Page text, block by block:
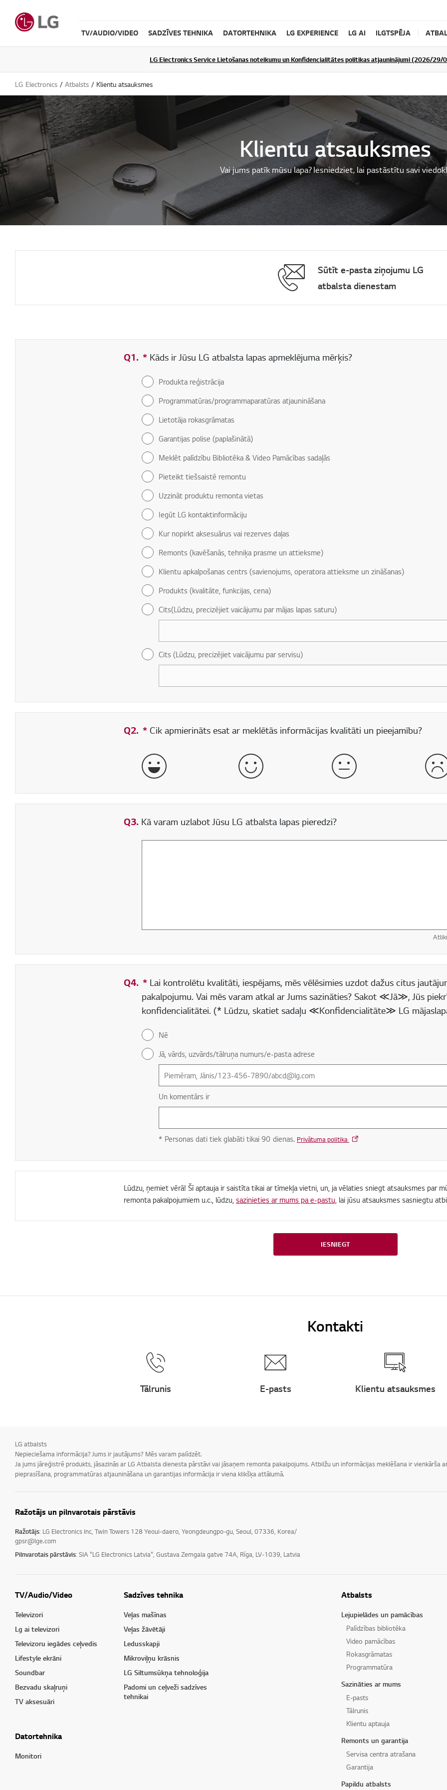
TV/AUDIO/VIDEO SADZĪVES TEHNIKA DATORTEHNIKA LG EXPERIENCE LG AI ILGTSPĒJA
LG Electronics Service Lietošanas noteikumu un Konfidencialitātes politikas atjauninājumi (2026/29/
LG Electronics Atbalsts Klientu atsauksmes
Klientu atsauksmes
Vai jums patīk mūsu lapa? Iesniedziet, lai pastāstītu savi
Sūtīt e-pasta ziņojumu LG
atbalsta dienestam
Q1. * Obligāti aizpildāms lauks
Kāds ir Jūsu LG atbalsta lapas apmeklējuma mērķis?
Produkta reģistrācija
Programmatūras/programmaparatūras atjaunināšana
Lietotāja rokasgrāmatas
Garantijas polise (paplašinātā)
Meklēt palīdzību Bibliotēka & Video Pamācības sadaļās
Pieteikt tiešsaistē remontu
Uzzināt produktu remonta vietas
Iegūt LG kontaktinformāciju
Kur nopirkt aksesuārus vai rezerves daļas
Remonts (kavēšanās, tehniķa prasme un attieksme)
Klientu apkalpošanas centrs (savienojums, operatora attieksme un zināšanas)
Produkts (kvalitāte, funkcijas, cena)
Cits(Lūdzu, precizējiet vaicājumu par mājas lapas saturu)
Cits (Lūdzu, precizējiet vaicājumu par servisu)
Q2. *Obligāti aizpildāms lauks
Cik apmierināts esat ar meklētās informācijas kvalitāti un pieejamību?
ļoti labi labs normāls
Q3. Kā varam uzlabot Jūsu LG atbalsta lapas pieredzi?
Q4. * Obligāti aizpildāms lauks
Lai kontrolētu kvalitāti, iespējams, mēs vēlēsimies uzdot dažus citus
pakalpojumu. Vai mēs varam atkal ar Jums sazināties? Sakot ≪Jā≫, Jūs
konfidencialitātei. (* Lūdzu, skatiet sadaļu ≪Konfidencialitāte≫ LG
Nē
Jā, vārds, uzvārds/tālruņa numurs/e-pasta adrese
Un komentārs ir
* Personas dati tiek glabāti tikai 90 dienas. Privātuma politika
Lūdzu, ņemiet vērā! Šī aptauja ir saistīta tikai ar tīmekļa vietni, un, ja vēlaties sniegt atsauksmes par
remonta pakalpojumiem u.c., lūdzu, sazinieties ar mums pa e-pastu, lai jūsu atsauksmes sasniegtu
IESNIEGT
Kontakti
Tālrunis E-pasts Klientu atsauksmes
LG atbalsts
Nepieciešama informācija? Jums ir jautājums? Mēs varam palīdzēt.
Ja jums jāreģistrē produkts, jāsazinās ar LG Atbalsta dienesta pārstāvi vai jāsaņem remonta pakalpojums. Atbilžu un informācijas meklēšana ir
pieprasīšana, programmatūras atjaunināšana un garantijas informācija ir viena klikšķa attālumā.
Ražotājs un pilnvarotais pārstāvis
Ražotājs: LG Electronics Inc, Twin Towers 128 Yeoui-daero, Yeongdeungpo-gu, Seoul, 07336, Korea/
gpsr@lge.com
Pilnvarotais pārstāvis: SIA "LG Electronics Latvia", Gustava Zemgala gatve 74A, Rīga, LV-1039, Latvia
TV/Audio/Video
Televizori
Lg ai televizori
Televizoru iegādes ceļvedis
Lifestyle ekrāni
Soundbar
Bezvadu skaļruņi
TV aksesuāri
Sadzīves tehnika
Veļas mašīnas
Veļas žāvētāji
Ledusskapji
Mikroviļņu krāsnis
LG Siltumsūkņa tehnoloģija
Padomi un ceļveži sadzīves
tehnikai
Datortehnika
Monitori
Atbalsts
Lejupielādes un pamācības
Palīdzības bibliotēka
Video pamācības
Rokasgrāmatas
Programmatūra
Sazināties ar mums
E-pasts
Tālrunis
Klientu aptauja
Remonts un garantija
Servisa centra atrašana
Garantija
Papildu atbalsts